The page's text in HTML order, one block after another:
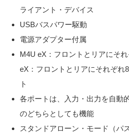
ライアント・デバイス
USBバスパワー駆動
電源アダプター付属
M4U eX：フロントとリアにそ
eX：フロントとリアにそれぞれ
ト
各ポートは、入力・出力を自動
のどちらとしても機能
スタンドアローン・モード（パ